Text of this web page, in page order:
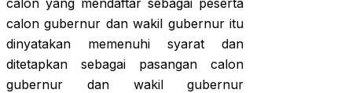
calon yang mendaftar sebagai peserta
calon gubernur dan wakil gubernur itu
dinyatakan memenuhi syarat dan
ditetapkan sebagai pasangan calon
gubernur dan wakil gubernur